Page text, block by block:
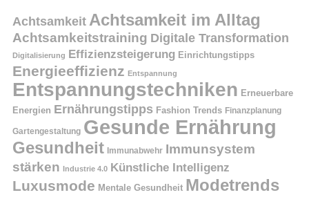
Achtsamkeit Achtsamkeit im Alltag
Achtsamkeitstraining Digitale Transformation
Digitalisierung Effizienzsteigerung Einrichtungstipps
Energieeffizienz Entspannung
Entspannungstechniken Erneuerbare
Energien Ernährungstipps Fashion Trends Finanzplanung
Gartengestaltung Gesunde Ernährung
Gesundheit Immunabwehr Immunsystem
stärken Industrie 4.0 Künstliche Intelligenz
Luxusmode Mentale Gesundheit Modetrends